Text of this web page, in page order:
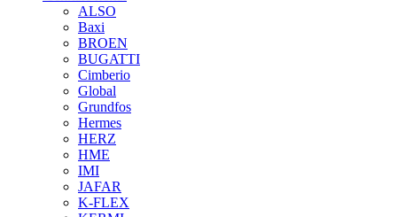
ALSO
Baxi
BROEN
BUGATTI
Cimberio
Global
Grundfos
Hermes
HERZ
HME
IMI
JAFAR
K-FLEX